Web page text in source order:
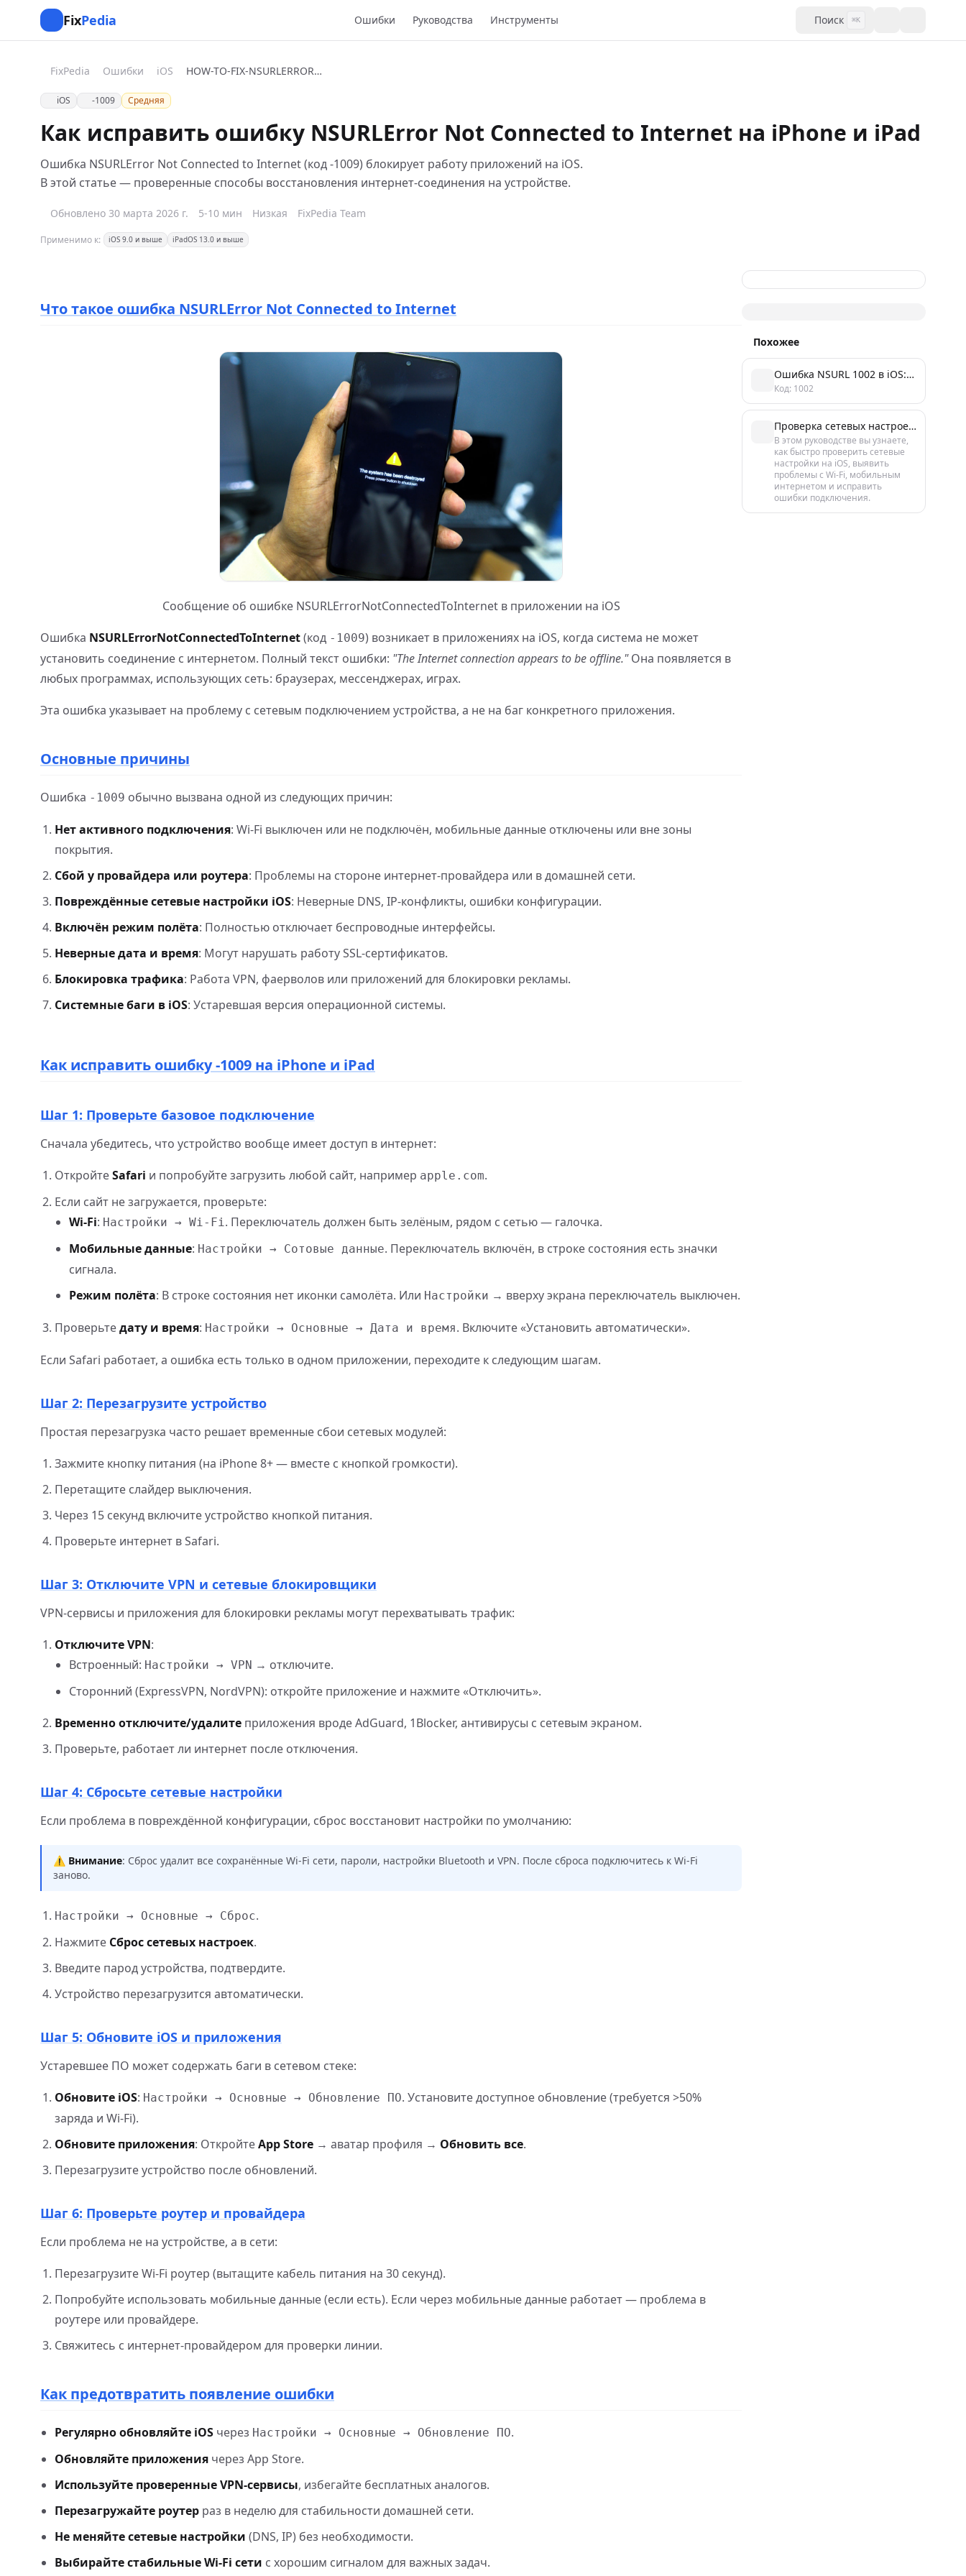
FixPedia Ошибки Руководства Инструменты Поиск ⌘K
FixPedia Ошибки iOS HOW-TO-FIX-NSURLERROR-NOT-CONNECTED-TO-INTERNET
iOS -1009 Средняя
Как исправить ошибку NSURLError Not Connected to Internet на iPhone и iPad
Ошибка NSURLError Not Connected to Internet (код -1009) блокирует работу приложений на iOS.
В этой статье — проверенные способы восстановления интернет-соединения на устройстве.
Обновлено 30 марта 2026 г. 5-10 мин Низкая FixPedia Team
Применимо к: iOS 9.0 и выше iPadOS 13.0 и выше
Что такое ошибка NSURLError Not Connected to Internet
Сообщение об ошибке NSURLErrorNotConnectedToInternet в приложении на iOS
Ошибка NSURLErrorNotConnectedToInternet(код -1009) возникает в приложениях на iOS, когда система не может
установить соединение с интернетом. Полный текст ошибки: "The Internet connection appears to be offline."Она появляется в
любых программах, использующих сеть: браузерах, мессенджерах, играх.
Эта ошибка указывает на проблему с сетевым подключением устройства, а не на баг конкретного приложения.
Основные причины
Ошибка -1009 обычно вызвана одной из следующих причин:
Нет активного подключения: Wi-Fi выключен или не подключён, мобильные данные отключены или вне зоны
покрытия.
Сбой у провайдера или роутера: Проблемы на стороне интернет-провайдера или в домашней сети.
Повреждённые сетевые настройки iOS: Неверные DNS, IP-конфликты, ошибки конфигурации.
Включён режим полёта: Полностью отключает беспроводные интерфейсы.
Неверные дата и время: Могут нарушать работу SSL-сертификатов.
Блокировка трафика: Работа VPN, фаерволов или приложений для блокировки рекламы.
Системные баги в iOS: Устаревшая версия операционной системы.
Как исправить ошибку -1009 на iPhone и iPad
Шаг 1: Проверьте базовое подключение
Сначала убедитесь, что устройство вообще имеет доступ в интернет:
ОткройтеSafari и попробуйте загрузить любой сайт, например apple.com.
Если сайт не загружается, проверьте:
Wi-Fi: Настройки → Wi-Fi. Переключатель должен быть зелёным, рядом с сетью — галочка.
Мобильные данные: Настройки → Сотовые данные. Переключатель включён, в строке состояния есть значки
сигнала.
Режим полёта: В строке состояния нет иконки самолёта. Или Настройки → вверху экрана переключатель выключен.
Проверьтедату и время: Настройки → Основные → Дата и время. Включите «Установить автоматически».
Если Safari работает, а ошибка есть только в одном приложении, переходите к следующим шагам.
Шаг 2: Перезагрузите устройство
Простая перезагрузка часто решает временные сбои сетевых модулей:
Зажмите кнопку питания (на iPhone 8+ — вместе с кнопкой громкости).
Перетащите слайдер выключения.
Через 15 секунд включите устройство кнопкой питания.
Проверьте интернет в Safari.
Шаг 3: Отключите VPN и сетевые блокировщики
VPN-сервисы и приложения для блокировки рекламы могут перехватывать трафик:
Отключите VPN:
Встроенный: Настройки → VPN → отключите.
Сторонний (ExpressVPN, NordVPN): откройте приложение и нажмите «Отключить».
Временно отключите/удалите приложения вроде AdGuard, 1Blocker, антивирусы с сетевым экраном.
Проверьте, работает ли интернет после отключения.
Шаг 4: Сбросьте сетевые настройки
Если проблема в повреждённой конфигурации, сброс восстановит настройки по умолчанию:
⚠️ Внимание: Сброс удалит все сохранённые Wi-Fi сети, пароли, настройки Bluetooth и VPN. После сброса подключитесь к Wi-Fi
заново.
Настройки → Основные → Сброс.
Нажмите Сброс сетевых настроек.
Введите парод устройства, подтвердите.
Устройство перезагрузится автоматически.
Шаг 5: Обновите iOS и приложения
Устаревшее ПО может содержать баги в сетевом стеке:
Обновите iOS: Настройки → Основные → Обновление ПО. Установите доступное обновление (требуется >50%
заряда и Wi-Fi).
Обновите приложения: ОткройтеApp Store → аватар профиля → Обновить все.
Перезагрузите устройство после обновлений.
Шаг 6: Проверьте роутер и провайдера
Если проблема не на устройстве, а в сети:
Перезагрузите Wi-Fi роутер (вытащите кабель питания на 30 секунд).
Попробуйте использовать мобильные данные (если есть). Если через мобильные данные работает — проблема в
роутере или провайдере.
Свяжитесь с интернет-провайдером для проверки линии.
Как предотвратить появление ошибки
Регулярно обновляйте iOS через Настройки → Основные → Обновление ПО.
Обновляйте приложения через App Store.
Используйте проверенные VPN-сервисы, избегайте бесплатных аналогов.
Перезагружайте роутер раз в неделю для стабильности домашней сети.
Не меняйте сетевые настройки (DNS, IP) без необходимости.
Выбирайте стабильные Wi-Fi сети с хорошим сигналом для важных задач.
Похожее
Ошибка NSURL 1002 в iOS: причины и способы исправления
Код: 1002
Проверка сетевых настроек iOS: пошаговое руководство за 5 минут
В этом руководстве вы узнаете,
как быстро проверить сетевые
настройки на iOS, выявить
проблемы с Wi‑Fi, мобильным
интернетом и исправить
ошибки подключения.